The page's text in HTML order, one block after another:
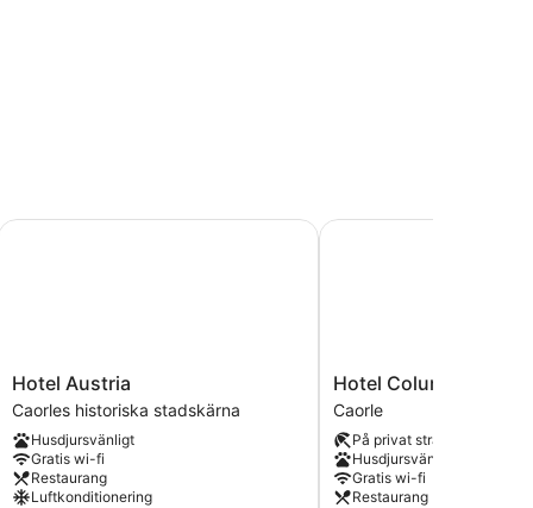
Hotel
Austria
Caorles
historiska
stadskärna
Hotel Austria
Caorles historiska stadskärna
Husdjursvänligt
Gratis wi-fi
Restaurang
Luftkonditionering
Hotel Austria
Hotel
Columbus
Caorle
Hotel Columbus
Caorle
På privat strand
Husdjursvänligt
Gratis wi-fi
Restaurang
Hotel Columbus